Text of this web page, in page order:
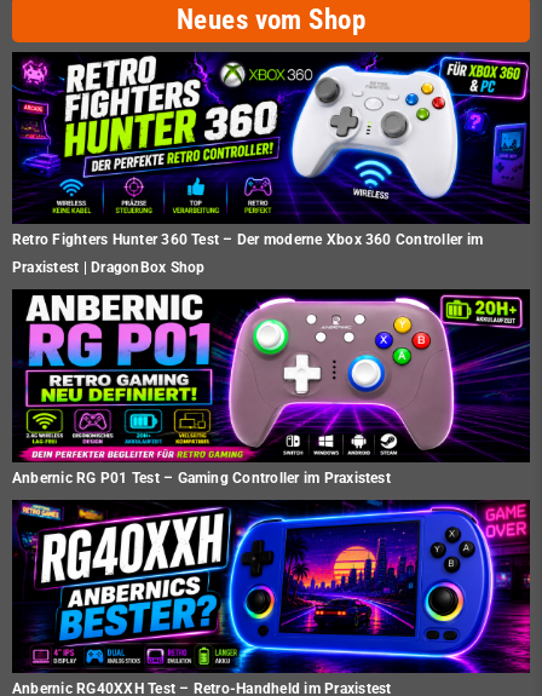
Neues vom Shop
Retro Fighters Hunter 360 Test – Der moderne Xbox 360 Controller im
Praxistest | DragonBox Shop
Anbernic RG P01 Test – Gaming Controller im Praxistest
Anbernic RG40XXH Test – Retro-Handheld im Praxistest